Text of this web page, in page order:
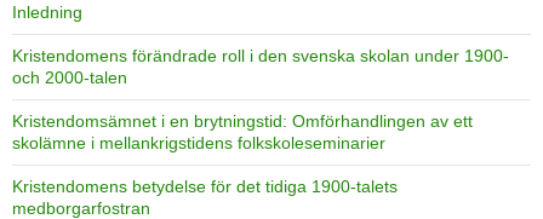
Inledning
Kristendomens förändrade roll i den svenska skolan under 1900-
och 2000-talen
Kristendomsämnet i en brytningstid: Omförhandlingen av ett
skolämne i mellankrigstidens folkskoleseminarier
Kristendomens betydelse för det tidiga 1900-talets
medborgarfostran